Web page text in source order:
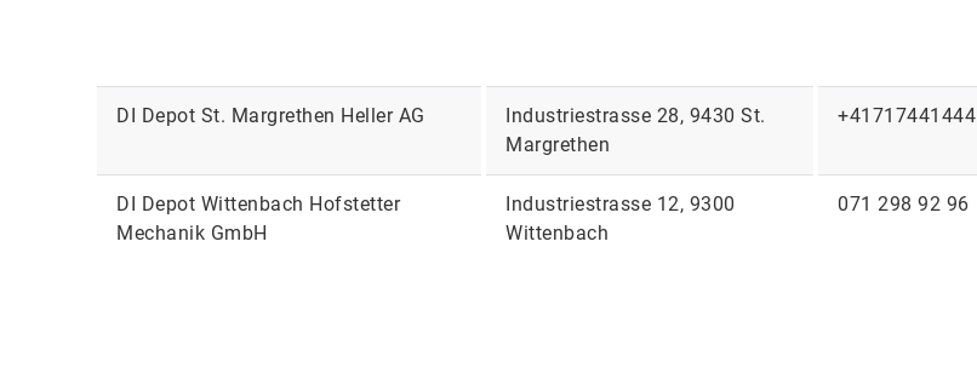
DI Depot St. Margrethen Heller AG
Industriestrasse 28, 9430 St.
Margrethen
+41717441444
DI Depot Wittenbach Hofstetter
Mechanik GmbH
Industriestrasse 12, 9300
Wittenbach
071 298 92 96